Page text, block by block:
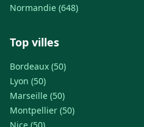
Normandie (648)
Top villes
Bordeaux (50)
Lyon (50)
Marseille (50)
Montpellier (50)